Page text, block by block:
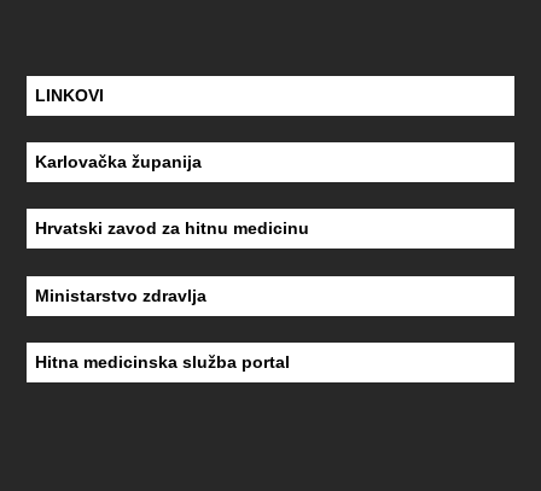
LINKOVI
Karlovačka županija
Hrvatski zavod za hitnu medicinu
Ministarstvo zdravlja
Hitna medicinska služba portal